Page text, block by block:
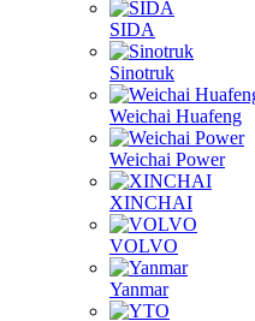
SIDA
Sinotruk
Weichai Huafeng
Weichai Power
XINCHAI
VOLVO
Yanmar